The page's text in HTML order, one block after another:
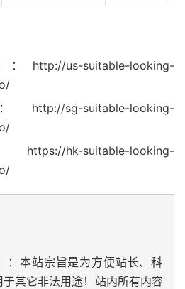
http://us-suitable-looking-
sg-suitable-looking-
hk-suitable-looking-
：本站宗旨是为方便站长、科
其它非法用途！站内所有内容